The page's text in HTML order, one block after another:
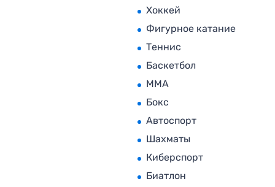
Хоккей
Фигурное катание
Теннис
Баскетбол
MMA
Бокс
Автоспорт
Шахматы
Киберспорт
Биатлон